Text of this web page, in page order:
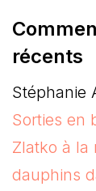
récents
Stéphanie
Sorties en
Zlatko à la
dauphins